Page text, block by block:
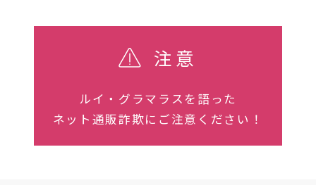
注意
ルイ・グラマラスを語った
ネット通販詐欺にご注意ください！